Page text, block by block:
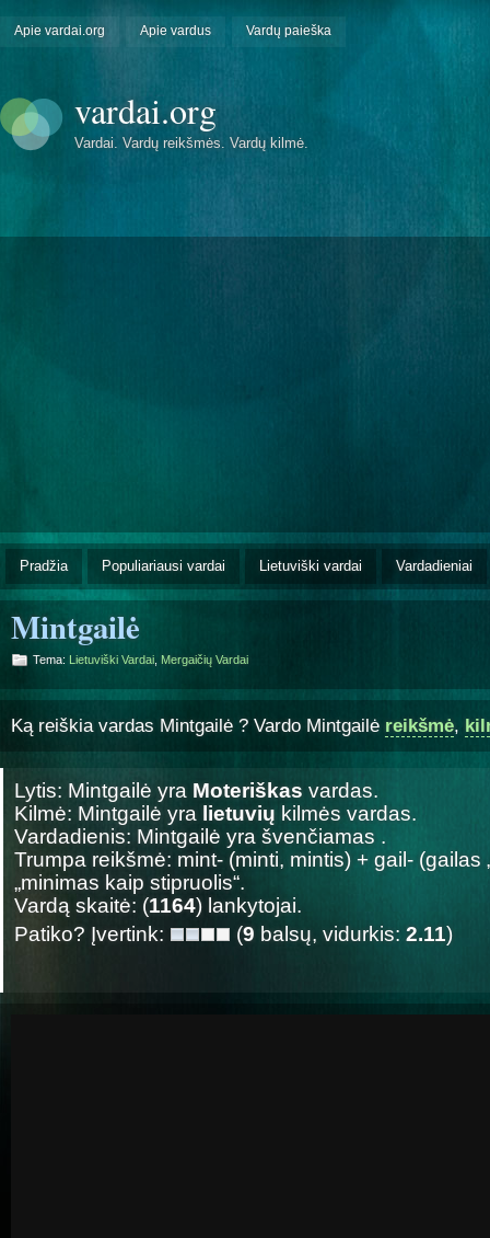
Apie vardai.org Apie vardus Vardų paieška
vardai.org
Vardai. Vardų reikšmės. Vardų kilmė.
Pradžia Populiariausi vardai Lietuviški vardai Vardadieniai
Mintgailė
Tema: Lietuviški Vardai Mergaičių Vardai
Ką reiškia vardas Mintgailė ? Vardo Mintgailė reikšmė,
Lytis: Mintgailė yra Moteriškas vardas.
Kilmė: Mintgailė yra lietuvių kilmės vardas.
Vardadienis: Mintgailė yra švenčiamas .
Trumpa reikšmė: mint- (minti, mintis) + gail- (gailas
„minimas kaip stipruolis“.
Vardą skaitė: (1164) lankytojai.
Patiko? Įvertink:
(9 balsų, vidurkis: 2.11)